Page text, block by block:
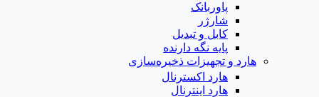
پاوربانک
شارژر
کابل و تبدیل
پایه نگه دارنده
هارد و تجهیزات ذخیره‌سازی
هارد اکسترنال
هارد اینترنال